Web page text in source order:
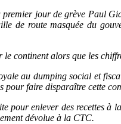
jour de grève Paul
de route masquée du
continent alors que les
au dumping social et
faire disparaître cette
pour enlever des recettes
dévolue à la CTC.